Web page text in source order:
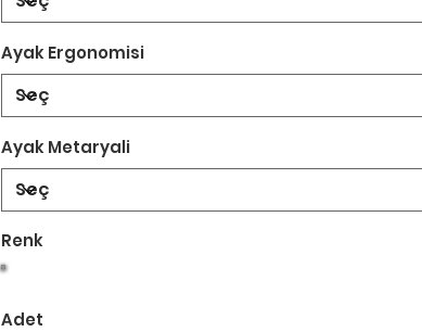
Ayak Ergonomisi
Ayak Metaryali
Renk
Adet